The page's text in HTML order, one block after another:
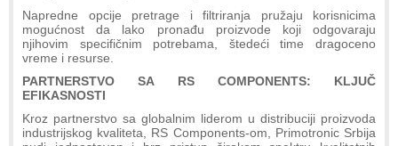
Napredne opcije pretrage i filtriranja pružaju korisnicima
mogućnost da lako pronađu proizvode koji odgovaraju
njihovim specifičnim potrebama, štedeći time dragoceno
vreme i resurse.
PARTNERSTVO SA RS COMPONENTS: KLJUČ
EFIKASNOSTI
Kroz partnerstvo sa globalnim liderom u distribuciji proizvoda
industrijskog kvaliteta, RS Components-om, Primotronic Srbija